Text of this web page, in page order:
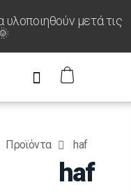
μετά τις
Προϊόντα haf
haf